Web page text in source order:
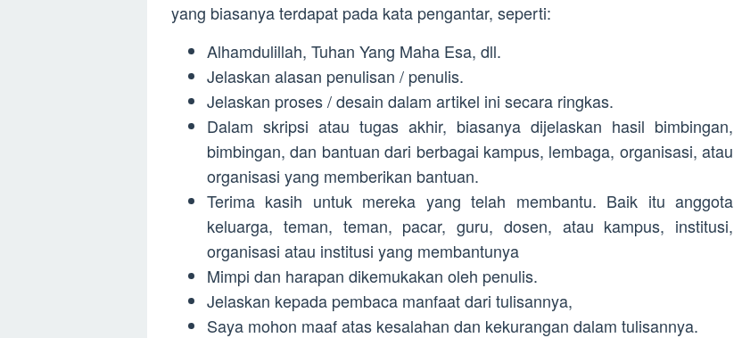
yang biasanya terdapat pada kata pengantar, seperti:
Alhamdulillah, Tuhan Yang Maha Esa, dll.
Jelaskan alasan penulisan / penulis.
Jelaskan proses / desain dalam artikel ini secara ringkas.
Dalam skripsi atau tugas akhir, biasanya dijelaskan hasil bimbingan,
bimbingan, dan bantuan dari berbagai kampus, lembaga, organisasi, atau
organisasi yang memberikan bantuan.
Terima kasih untuk mereka yang telah membantu. Baik itu anggota
keluarga, teman, teman, pacar, guru, dosen, atau kampus, institusi,
organisasi atau institusi yang membantunya
Mimpi dan harapan dikemukakan oleh penulis.
Jelaskan kepada pembaca manfaat dari tulisannya,
Saya mohon maaf atas kesalahan dan kekurangan dalam tulisannya.